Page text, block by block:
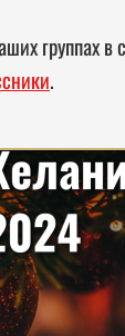
группах в
.